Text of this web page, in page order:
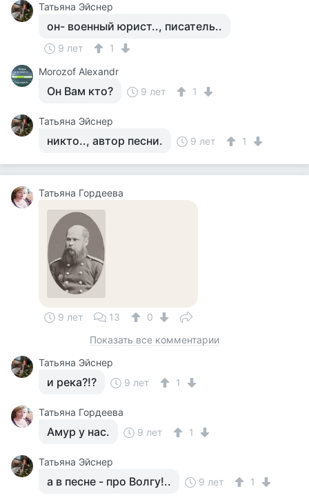
Татьяна Эйснер
он- военный юрист.., писатель..
9 лет
1
Morozof Alexandr
Он Вам кто? 9 лет 1
Татьяна Эйснер
никто.., автор песни. 9 лет 1
Татьяна Гордеева
9 лет 13
0
Показать все комментарии
Татьяна Эйснер
и река?!? 9 лет 1
Татьяна Гордеева
Амур у нас. 9 лет 1
Татьяна Эйснер
а в песне - про Волгу!.. 9 лет 1